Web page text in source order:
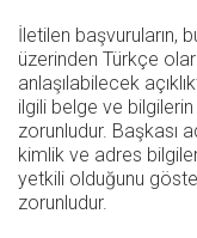
İletilen başvuruların,
üzerinden Türkçe
anlaşılabilecek
ilgili belge ve
zorunludur. Başkası
kimlik ve adres
yetkili olduğunu
zorunludur.